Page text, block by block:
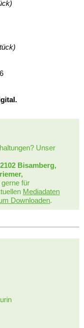
Unser
Bisamberg,
für
Mediadaten
Downloaden.